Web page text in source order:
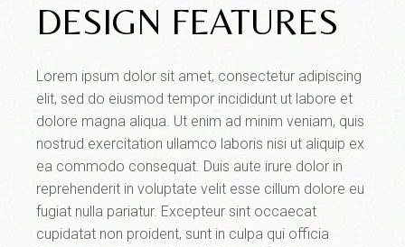
DESIGN FEATURES
Lorem ipsum dolor sit amet, consectetur adipiscing
elit, sed do eiusmod tempor incididunt ut labore et
dolore magna aliqua. Ut enim ad minim veniam, quis
nostrud exercitation ullamco laboris nisi ut aliquip ex
ea commodo consequat. Duis aute irure dolor in
reprehenderit in voluptate velit esse cillum dolore eu
fugiat nulla pariatur. Excepteur sint occaecat
cupidatat non proident, sunt in culpa qui officia